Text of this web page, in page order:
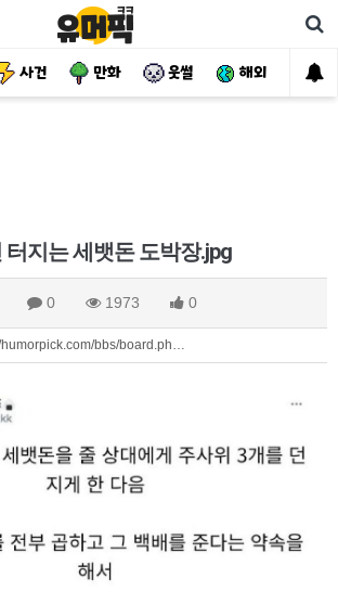
사건 만화 웃썰 해외 핫
지는 세뱃돈 도박장.jpg
0 1973 0
humorpick.com/bbs/board.ph…